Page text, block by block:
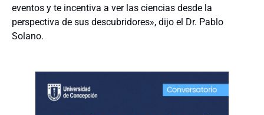
eventos y te incentiva a ver las ciencias desde la
perspectiva de sus descubridores», dijo el Dr. Pablo
Solano.